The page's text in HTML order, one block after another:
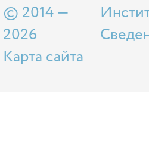
© 2014 —
2026
Карта сайта